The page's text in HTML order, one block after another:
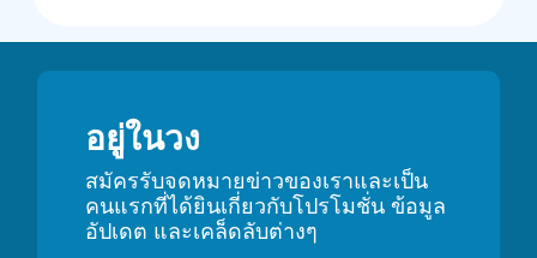
อยู่ในวง
สมัครรับจดหมายข่าวของเราและเป็น
คนแรกที่ได้ยินเกี่ยวกับโปรโมชั่น ข้อมูล
อัปเดต และเคล็ดลับต่างๆ